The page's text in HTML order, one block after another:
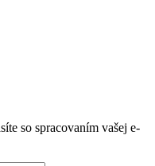
so spracovaním vašej e-